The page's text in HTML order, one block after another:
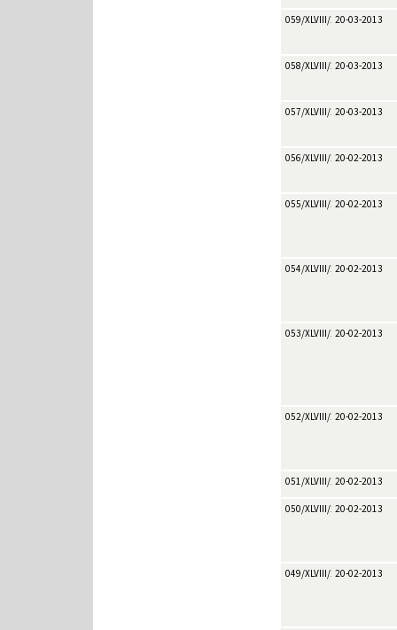
059/XLVIII/201320-03-2013
058/XLVIII/201320-03-2013
057/XLVIII/201320-03-2013
056/XLVIII/201320-02-2013
055/XLVIII/201320-02-2013
054/XLVIII/201320-02-2013
053/XLVIII/201320-02-2013
052/XLVIII/201320-02-2013
051/XLVIII/201320-02-2013
050/XLVIII/201320-02-2013
049/XLVIII/201320-02-2013